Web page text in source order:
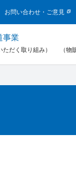
お問い合わせ・ご意見
事業
ただく取り組み） （物